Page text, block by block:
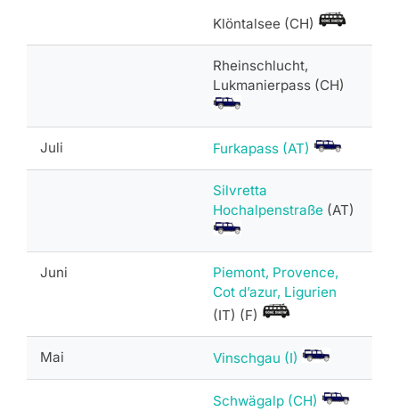
Klöntalsee (CH)
Rheinschlucht,
Lukmanierpass (CH)
Juli Furkapass (AT)
Silvretta
Hochalpenstraße (AT)
Juni
Piemont, Provence,
Cot d’azur, Ligurien
(IT) (F)
Mai Vinschgau (I)
Schwägalp (CH)